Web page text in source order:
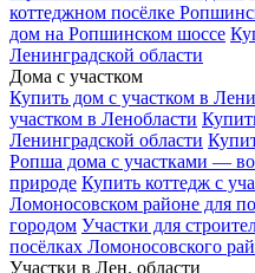
коттеджном посёлке
дом на Ропшинском шоссе
Ленинградской области
Дома с участком
Купить дом с участком в
участком в Ленобласти
Ленинградской области
Ропша дома с участками —
природе Купить коттедж с
Ломоносовском районе для
городом Участки для
посёлках Ломоносовского
Участки в Лен. области